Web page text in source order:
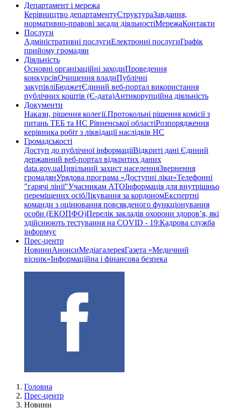
Департамент і мережа
Керівництво департаментуСтруктураЗавдання,
нормативно-правові засади діяльностіМережаКонтакти
Послуги
Адміністративні послугиЕлектронні послугиГрафік
прийому громадян
Діяльність
Основні організаційні заходиПроведення
конкурсівОчищення владиПублічні
закупівліБюджетЄдиний веб-портал використання
публічних коштів (Є-дата)Антикорупційна діяльність
Документи
Накази, рішення колегії.Протокольні рішення комісії з
питань ТЕБ та НС Рівненської областіРозпорядження
керівника робіт з ліквідації наслідків НС
Громадськості
Доступ до публічної інформаціїВідкриті дані Єдиний
державний веб-портал відкритих даних
data.gov.uaЦивільний захист населенняЗвернення
громадянУрядова програма «Доступні ліки»Телефонні
"гарячі лінії"Учасникам АТОІнформація для внутрішньо
переміщених осібЛікування за кордономЕкспертні
команди з оцінювання повсякденого функціонування
особи (ЕКОПФО)Перелік закладів охорони здоров’я, які
здійснюють тестування на COVID - 19:Кадрова служба
інформує
Прес-центр
НовиниАнонсиМедіагалереяГазета «Медичний
вісник»Інформаційна і фінансова безпека
Головна
Прес-центр
Новини